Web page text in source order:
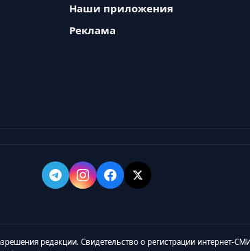
Наши приложения
Реклама
редакции. Свидетельство о регистрации интернет-